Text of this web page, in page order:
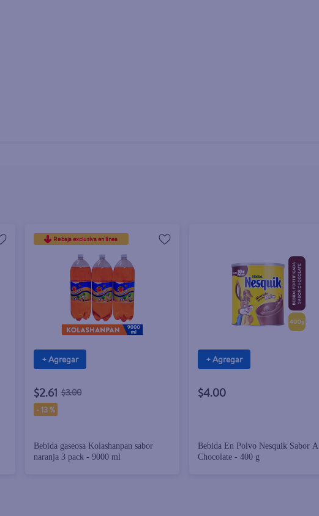
Rebaja exclusiva en línea
+ Agregar
$2.61 $3.00
-13 %
Bebida gaseosa Kolashanpan sabor
naranja 3 pack - 9000 ml
+ Agregar
$4.00
Bebida En Polvo Nesquik Sabor A
Chocolate - 400 g